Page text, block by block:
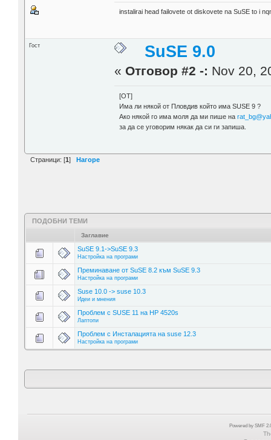
instalirai head failovete ot diskovete na SuSE to i
Гост SuSE 9.0
« Отговор #2 -: Nov 20,
[OT]
Има ли някой от Пловдив който има SUSE 9 ?
Ако някой го има моля да ми пише на
за да се уговорим някак да си ги запиша.
Страници: [1] Нагоре
ПОДОБНИ ТЕМИ
Заглавие
SuSE 9.1->SuSE 9.3
Настройка на програми
Преминаване от SuSE 8.2 към SuSE 9.3
Настройка на програми
Suse 10.0 -> suse 10.3
Идеи и мнения
Проблем с SUSE 11 на HP 4520s
Лаптопи
Проблем с Инсталацията на suse 12.3
Настройка на програми
Powered by SMF